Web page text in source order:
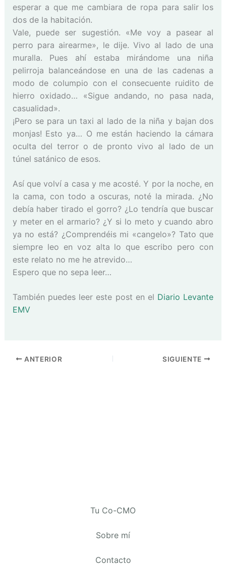
esperar a que me cambiara de ropa para salir los
dos de la habitación.
Vale, puede ser sugestión. «Me voy a pasear al
perro para airearme», le dije. Vivo al lado de una
muralla. Pues ahí estaba mirándome una niña
pelirroja balanceándose en una de las cadenas a
modo de columpio con el consecuente ruidito de
hierro oxidado… «Sigue andando, no pasa nada,
casualidad».
¡Pero se para un taxi al lado de la niña y bajan dos
monjas! Esto ya… O me están haciendo la cámara
oculta del terror o de pronto vivo al lado de un
túnel satánico de esos.
Así que volví a casa y me acosté. Y por la noche, en
la cama, con todo a oscuras, noté la mirada. ¿No
debía haber tirado el gorro? ¿Lo tendría que buscar
y meter en el armario? ¿Y si lo meto y cuando abro
ya no está? ¿Comprendéis mi «cangelo»? Tato que
siempre leo en voz alta lo que escribo pero con
este relato no me he atrevido…
Espero que no sepa leer…
También puedes leer este post en el Diario Levante
EMV
ANTERIOR SIGUIENTE
Tu Co-CMO
Sobre mí
Contacto